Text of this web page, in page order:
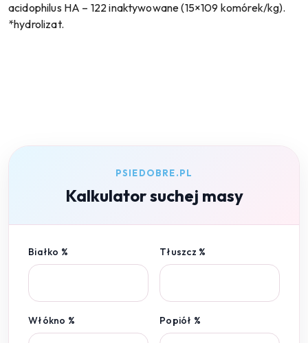
acidophilus HA – 122 inaktywowane (15×109 komórek/kg).
*hydrolizat.
PSIEDOBRE.PL
Kalkulator suchej masy
Białko % Tłuszcz %
Włókno % Popiół %